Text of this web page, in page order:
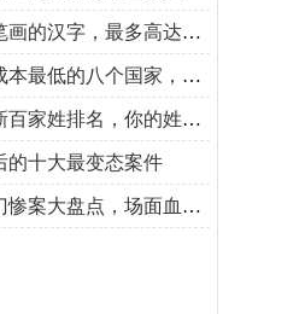
的汉字，最多高达172画
低的八个国家，印度居
姓排名，你的姓氏排第几
的十大最变态案件
大盘点，场面血腥不忍